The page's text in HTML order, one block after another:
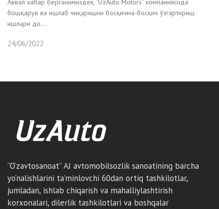
Аввал хабар берганимиздек, “UzAuto Motors” компаниясида
бошқарув ва ишлаб чиқаришни босқичма-босқич ўзгартириш
ишлари до...
24/06/2022
“O‘zavtosanoat” AJ avtomobilsozlik sanoatining barcha
yo‘nalishlarini ta’minlovchi 60dan ortiq tashkilotlar,
jumladan, ishlab chiqarish va mahalliylashtirish
korxonalari, dilerlik tashkilotlari va boshqalar